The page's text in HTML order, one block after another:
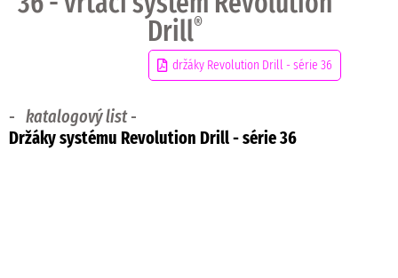
Drill®
držáky Revolution Drill - série 36
- katalogový list-
Držáky systému Revolution Drill- série 36